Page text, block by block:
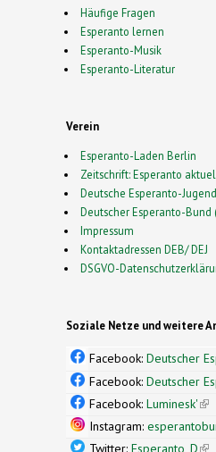
Häufige Fragen
Esperanto lernen
Esperanto-Musik
Esperanto-Literatur
Verein
Esperanto-Laden Berlin
Zeitschrift: Esperanto
Deutsche Esperanto-Jugend
Deutscher Esperanto-Bund
Impressum
Kontaktadressen DEB/ DEJ
DSGVO-
Soziale Netze und weitere
Facebook: Deutscher
Facebook: Deutscher
Facebook: Luminesk'
Instagram: